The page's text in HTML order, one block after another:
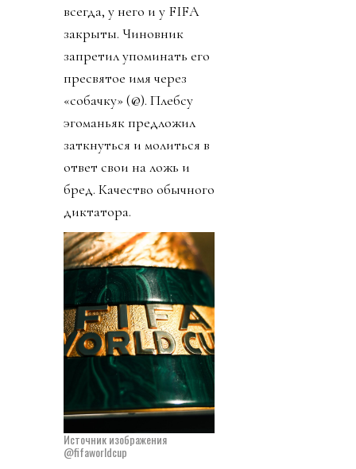
всегда, у него и у FIFA
закрыты. Чиновник
запретил упоминать его
пресвятое имя через
«собачку» (@). Плебсу
эгоманьяк предложил
заткнуться и молиться в
ответ свои на ложь и
бред. Качество обычного
диктатора.
Источник изображения
@fifaworldcup